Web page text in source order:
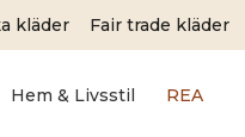
kläder Fair trade kläder
Hem & Livsstil REA